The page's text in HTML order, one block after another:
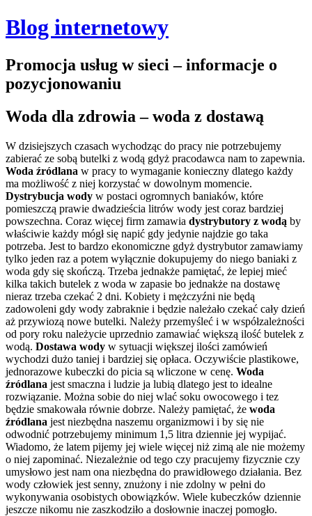
Blog internetowy
Promocja usług w sieci – informacje o
pozycjonowaniu
Woda dla zdrowia – woda z dostawą
W dzisiejszych czasach wychodząc do pracy nie potrzebujemy
zabierać ze sobą butelki z wodą gdyż pracodawca nam to zapewnia.
Woda źródlana w pracy to wymaganie konieczny dlatego każdy
ma możliwość z niej korzystać w dowolnym momencie.
Dystrybucja wody w postaci ogromnych baniaków, które
pomieszczą prawie dwadzieścia litrów wody jest coraz bardziej
powszechna. Coraz więcej firm zamawia dystrybutory z wodą by
właściwie każdy mógł się napić gdy jedynie najdzie go taka
potrzeba. Jest to bardzo ekonomiczne gdyż dystrybutor zamawiamy
tylko jeden raz a potem wyłącznie dokupujemy do niego baniaki z
woda gdy się skończą. Trzeba jednakże pamiętać, że lepiej mieć
kilka takich butelek z woda w zapasie bo jednakże na dostawę
nieraz trzeba czekać 2 dni. Kobiety i mężczyźni nie będą
zadowoleni gdy wody zabraknie i będzie należało czekać cały dzień
aż przywiozą nowe butelki. Należy przemyśleć i w współzależności
od pory roku należycie uprzednio zamawiać większą ilość butelek z
wodą. Dostawa wody w sytuacji większej ilości zamówień
wychodzi dużo taniej i bardziej się opłaca. Oczywiście plastikowe,
jednorazowe kubeczki do picia są wliczone w cenę. Woda
źródlana jest smaczna i ludzie ja lubią dlatego jest to idealne
rozwiązanie. Można sobie do niej wlać soku owocowego i tez
będzie smakowała równie dobrze. Należy pamiętać, że woda
źródlana jest niezbędna naszemu organizmowi i by się nie
odwodnić potrzebujemy minimum 1,5 litra dziennie jej wypijać.
Wiadomo, że latem pijemy jej wiele więcej niż zimą ale nie możemy
o niej zapominać. Niezależnie od tego czy pracujemy fizycznie czy
umysłowo jest nam ona niezbędna do prawidłowego działania. Bez
wody człowiek jest senny, znużony i nie zdolny w pełni do
wykonywania osobistych obowiązków. Wiele kubeczków dziennie
jeszcze nikomu nie zaszkodziło a dosłownie inaczej pomogło.